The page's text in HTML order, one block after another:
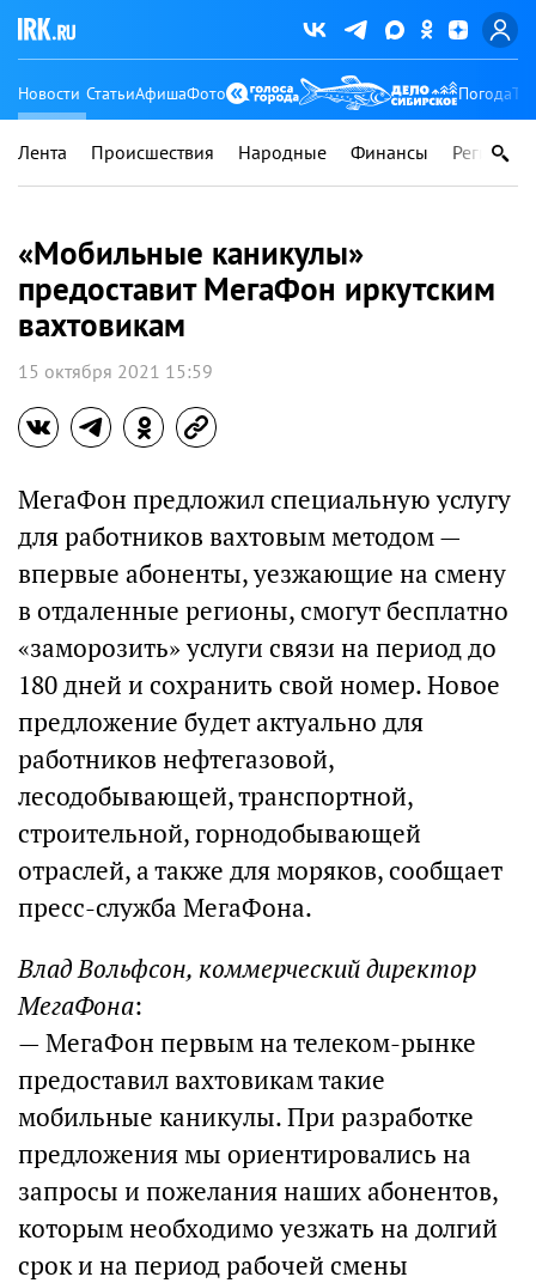
Новости СтатьиАфишаФото Погода
Лента Происшествия Народные Финансы Регионы
«Мобильные каникулы»
предоставит МегаФон иркутским
вахтовикам
15 октября 2021 15:59
МегаФон предложил специальную услугу
для работников вахтовым методом —
впервые абоненты, уезжающие на смену
в отдаленные регионы, смогут бесплатно
«заморозить» услуги связи на период до
180 дней и сохранить свой номер. Новое
предложение будет актуально для
работников нефтегазовой,
лесодобывающей, транспортной,
строительной, горнодобывающей
отраслей, а также для моряков, сообщает
пресс-служба МегаФона.
Влад Вольфсон, коммерческий директор
МегаФона:
— МегаФон первым на телеком-рынке
предоставил вахтовикам такие
мобильные каникулы. При разработке
предложения мы ориентировались на
запросы и пожелания наших абонентов,
которым необходимо уезжать на долгий
срок и на период рабочей смены